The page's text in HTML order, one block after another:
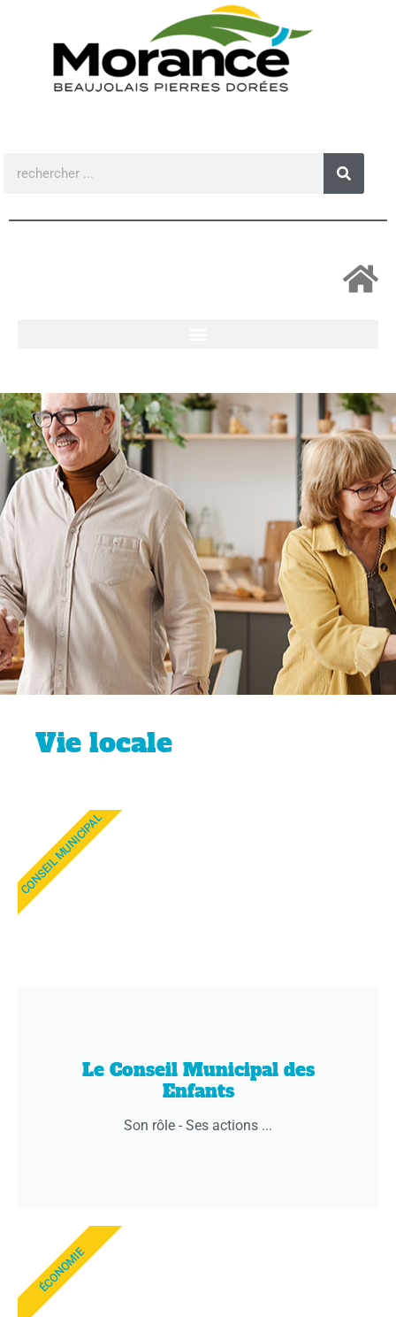
Vie locale
Le Conseil Municipal des
Enfants
Son rôle - Ses actions ...
CONSEIL MUNICIPAL
ÉCONOMIE